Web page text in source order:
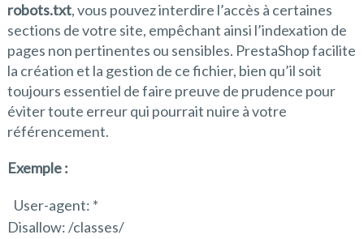
robots.txt, vous pouvez interdire l’accès à certaines
sections de votre site, empêchant ainsi l’indexation de
pages non pertinentes ou sensibles. PrestaShop facilite
la création et la gestion de ce fichier, bien qu’il soit
toujours essentiel de faire preuve de prudence pour
éviter toute erreur qui pourrait nuire à votre
référencement.
Exemple :
User-agent: *
Disallow: /classes/